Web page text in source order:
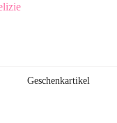
Geschenkartikel